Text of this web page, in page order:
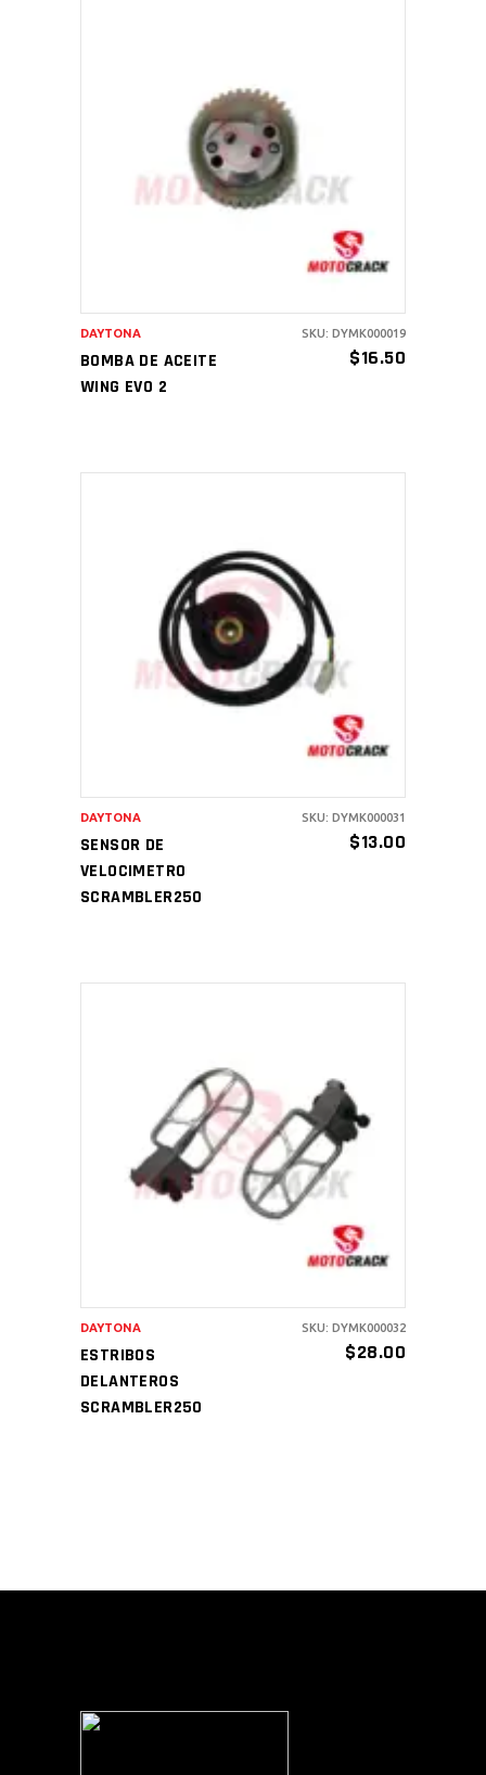
AÑADIR AL CARRITO
BOMBA DE ACEITE
WING EVO 2
$16.50
DAYTONA SKU: DYMK000019
AÑADIR AL CARRITO
SENSOR DE
VELOCIMETRO
SCRAMBLER250
$13.00
DAYTONA SKU: DYMK000031
AÑADIR AL CARRITO
ESTRIBOS
DELANTEROS
SCRAMBLER250
$28.00
DAYTONA SKU: DYMK000032